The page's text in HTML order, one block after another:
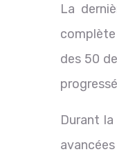
La
des 50
Durant